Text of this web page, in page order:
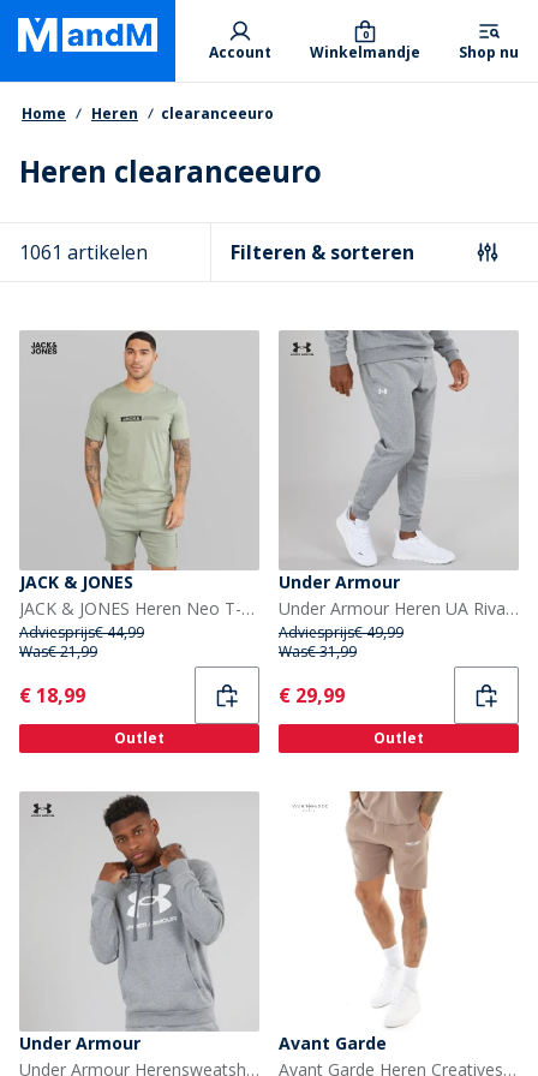
Skip
main
content
Primary departments
Account Winkelmandje
0
Shop nu
Kruimelpad
Home Heren clearanceeuro
Heren clearanceeuro
1061 artikelen Filteren & sorteren
JACK & JONES
JACK & JONES Heren Neo T-shirt En Korte Broek Set Wrought Iron
Adviesprijs€ 44,99
Was€ 21,99
Current
€ 18,99
Outlet
Under Armour
Under Armour Heren UA Rival Fleece Joggingbroek Castlerock Licht Heather/Wit
Adviesprijs€ 49,99
Was€ 31,99
Current
€ 29,99
Outlet
Under Armour
Under Armour Herensweatshirt UA Rival Fleece Logo Castlerock Licht Heather/Wit
Avant Garde
Avant Garde Heren Creatives Shorts Mink